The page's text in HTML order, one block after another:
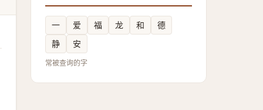
一 爱 福 龙 和
德
静
安
常被查询的字